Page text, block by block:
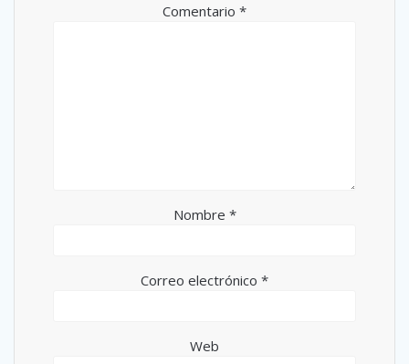
Comentario *
Nombre *
Correo electrónico *
Web